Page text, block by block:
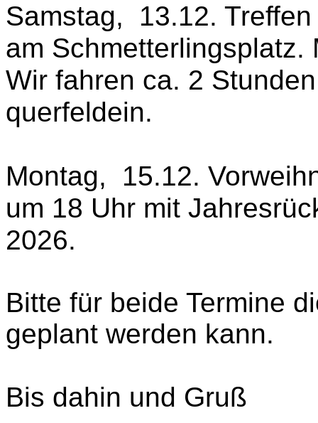
Samstag, 13.12.
am Schmetterlingsplatz.
Wir fahren ca. 2
querfeldein.
Montag, 15.12.
um 18 Uhr mit
2026.
Bitte für beide Termine
geplant werden kann.
Bis dahin und Gruß